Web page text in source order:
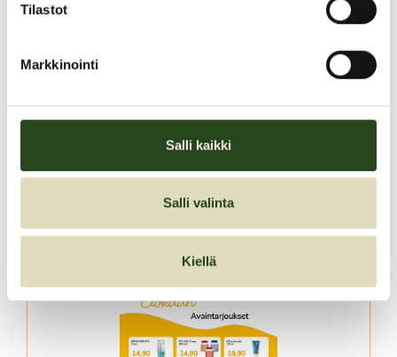
Tilastot
Markkinointi
Salli kaikki
Salli valinta
Kiellä